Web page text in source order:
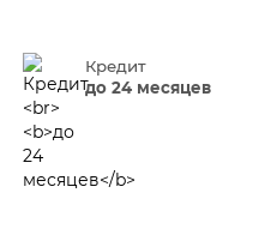
Кредит
до 24 месяцев